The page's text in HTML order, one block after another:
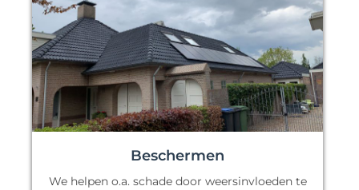
Beschermen
We helpen o.a. schade door weersinvloeden te